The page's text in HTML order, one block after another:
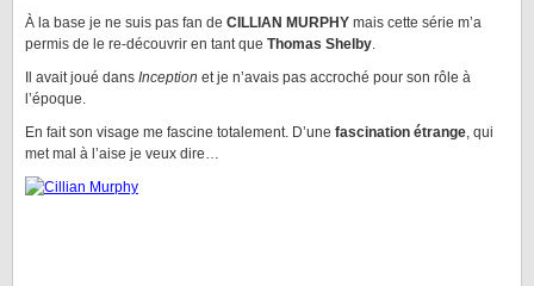
À la base je ne suis pas fan de CILLIAN MURPHY mais cette série m’a
permis de le re-découvrir en tant que Thomas Shelby.
Il avait joué dans Inception et je n’avais pas accroché pour son rôle à
l’époque.
En fait son visage me fascine totalement. D’une fascination étrange, qui
met mal à l’aise je veux dire…